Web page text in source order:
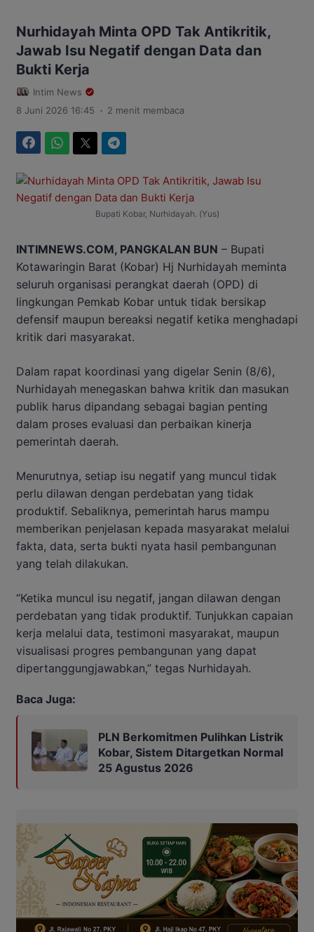
Nurhidayah Minta OPD Tak Antikritik,
Jawab Isu Negatif dengan Data dan
Bukti Kerja
Intim News
8 Juni 2026 16:45 . 2 menit membaca
Bupati Kobar, Nurhidayah. (Yus)
INTIMNEWS.COM, PANGKALAN BUN – Bupati
Kotawaringin Barat (Kobar) Hj Nurhidayah meminta
seluruh organisasi perangkat daerah (OPD) di
lingkungan Pemkab Kobar untuk tidak bersikap
defensif maupun bereaksi negatif ketika menghadapi
kritik dari masyarakat.
Dalam rapat koordinasi yang digelar Senin (8/6),
Nurhidayah menegaskan bahwa kritik dan masukan
publik harus dipandang sebagai bagian penting
dalam proses evaluasi dan perbaikan kinerja
pemerintah daerah.
Menurutnya, setiap isu negatif yang muncul tidak
perlu dilawan dengan perdebatan yang tidak
produktif. Sebaliknya, pemerintah harus mampu
memberikan penjelasan kepada masyarakat melalui
fakta, data, serta bukti nyata hasil pembangunan
yang telah dilakukan.
“Ketika muncul isu negatif, jangan dilawan dengan
perdebatan yang tidak produktif. Tunjukkan capaian
kerja melalui data, testimoni masyarakat, maupun
visualisasi progres pembangunan yang dapat
dipertanggungjawabkan,” tegas Nurhidayah.
Baca Juga:
PLN Berkomitmen Pulihkan Listrik
Kobar, Sistem Ditargetkan Normal
25 Agustus 2026